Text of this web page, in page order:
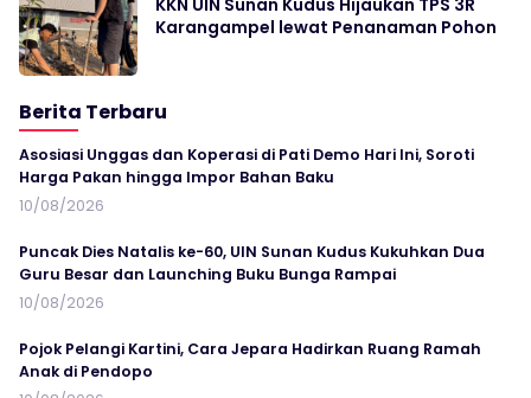
Karangampel lewat Penanaman Pohon
Berita Terbaru
Asosiasi Unggas dan Koperasi di Pati Demo Hari Ini, Soroti
Harga Pakan hingga Impor Bahan Baku
10/08/2026
Puncak Dies Natalis ke-60, UIN Sunan Kudus Kukuhkan Dua
Guru Besar dan Launching Buku Bunga Rampai
10/08/2026
Pojok Pelangi Kartini, Cara Jepara Hadirkan Ruang Ramah
Anak di Pendopo